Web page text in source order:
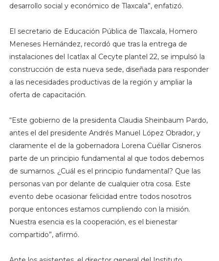
desarrollo social y económico de Tlaxcala”, enfatizó.
El secretario de Educación Pública de Tlaxcala, Homero
Meneses Hernández, recordó que tras la entrega de
instalaciones del Icatlax al Cecyte plantel 22, se impulsó la
construcción de esta nueva sede, diseñada para responder
a las necesidades productivas de la región y ampliar la
oferta de capacitación.
“Este gobierno de la presidenta Claudia Sheinbaum Pardo,
antes el del presidente Andrés Manuel López Obrador, y
claramente el de la gobernadora Lorena Cuéllar Cisneros
parte de un principio fundamental al que todos debemos
de sumarnos. ¿Cuál es el principio fundamental? Que las
personas van por delante de cualquier otra cosa. Este
evento debe ocasionar felicidad entre todos nosotros
porque entonces estamos cumpliendo con la misión.
Nuestra esencia es la cooperación, es el bienestar
compartido”, afirmó.